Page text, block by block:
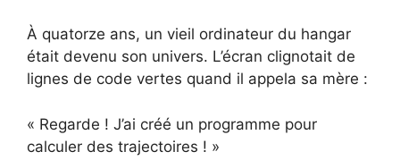
À quatorze ans, un vieil ordinateur du hangar
était devenu son univers. L’écran clignotait de
lignes de code vertes quand il appela sa mère :
« Regarde ! J’ai créé un programme pour
calculer des trajectoires ! »